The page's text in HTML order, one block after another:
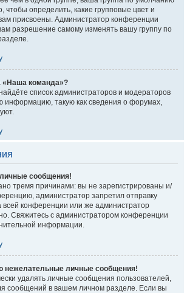
чтобы определить, какие групповые цвет и
присвоены. Администратор конференции
разрешение самому изменять вашу группу по
«Наша команда»?
список администраторов и модераторов
информацию, такую как сведения о форумах,
сообщения!
тремя причинами: вы не зарегистрированы и/
администратор запретил отправку
конференции или же администратор
Свяжитесь с администратором конференции
информации.
нежелательные личные сообщения!
удалять личные сообщения пользователей,
сообщений в вашем личном разделе. Если вы